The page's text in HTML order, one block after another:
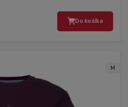
Do košíka
M